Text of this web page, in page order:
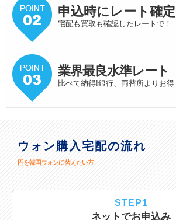
申込時にレート確定
宅配も買取も確認したレートで！
業界最良水準レート
比べて納得!銀行、両替所よりお得
ウォン購入宅配の流れ
円を韓国ウォンに替えたい方
STEP1
ネットでお申込み